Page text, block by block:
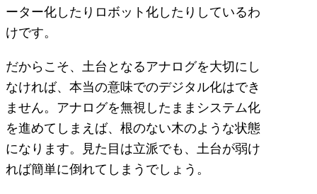
ーター化したりロボット化したりしているわ
けです。
だからこそ、土台となるアナログを大切にし
なければ、本当の意味でのデジタル化はでき
ません。アナログを無視したままシステム化
を進めてしまえば、根のない木のような状態
になります。見た目は立派でも、土台が弱け
れば簡単に倒れてしまうでしょう。